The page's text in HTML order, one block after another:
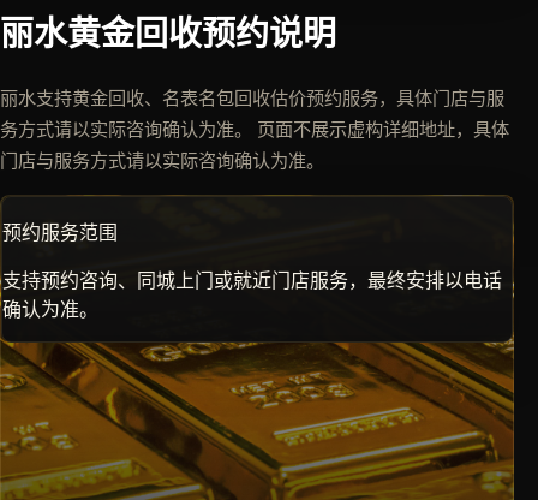
丽水黄金回收预约说明
丽水支持黄金回收、名表名包回收估价预约服务，具体门店与服
务方式请以实际咨询确认为准。 页面不展示虚构详细地址，具体
门店与服务方式请以实际咨询确认为准。
预约服务范围
支持预约咨询、同城上门或就近门店服务，最终安排以电话
确认为准。